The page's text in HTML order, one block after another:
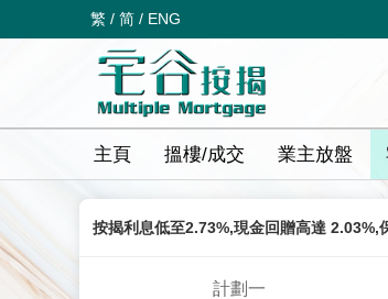
繁 / 简 / ENG
主頁 搵樓/成交 業主放盤
按揭利息低至2.73%,現金回贈高達 2.03%,
計劃一